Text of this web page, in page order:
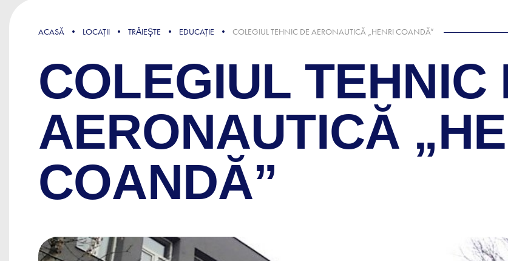
ACASĂ LOCAȚII TRǍIEŞTE EDUCAȚIE COLEGIUL TEHNIC DE AERONAUTICĂ „HENRI COANDĂ”
COLEGIUL TEHNIC
AERONAUTICĂ
COANDĂ”